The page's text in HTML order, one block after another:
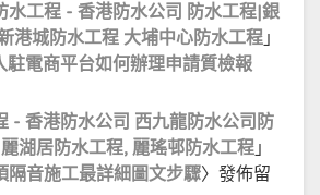
水工程 - 香港防水公司 防水工程|銀
港城防水工程 大埔中心防水工程 」
駐電商平台如何辦理申請質檢報
- 香港防水公司 西九龍防水公司防
湖居防水工程, 麗瑤邨防水工程 」
隔音施工最詳細圖文步驟〉發佈留